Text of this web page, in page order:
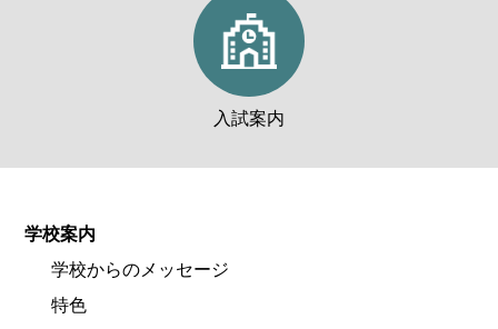
入試案内
学校案内
学校からのメッセージ
特色